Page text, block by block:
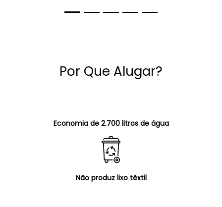
Por Que Alugar?
Economia de 2.700 litros de água
Não produz lixo têxtil